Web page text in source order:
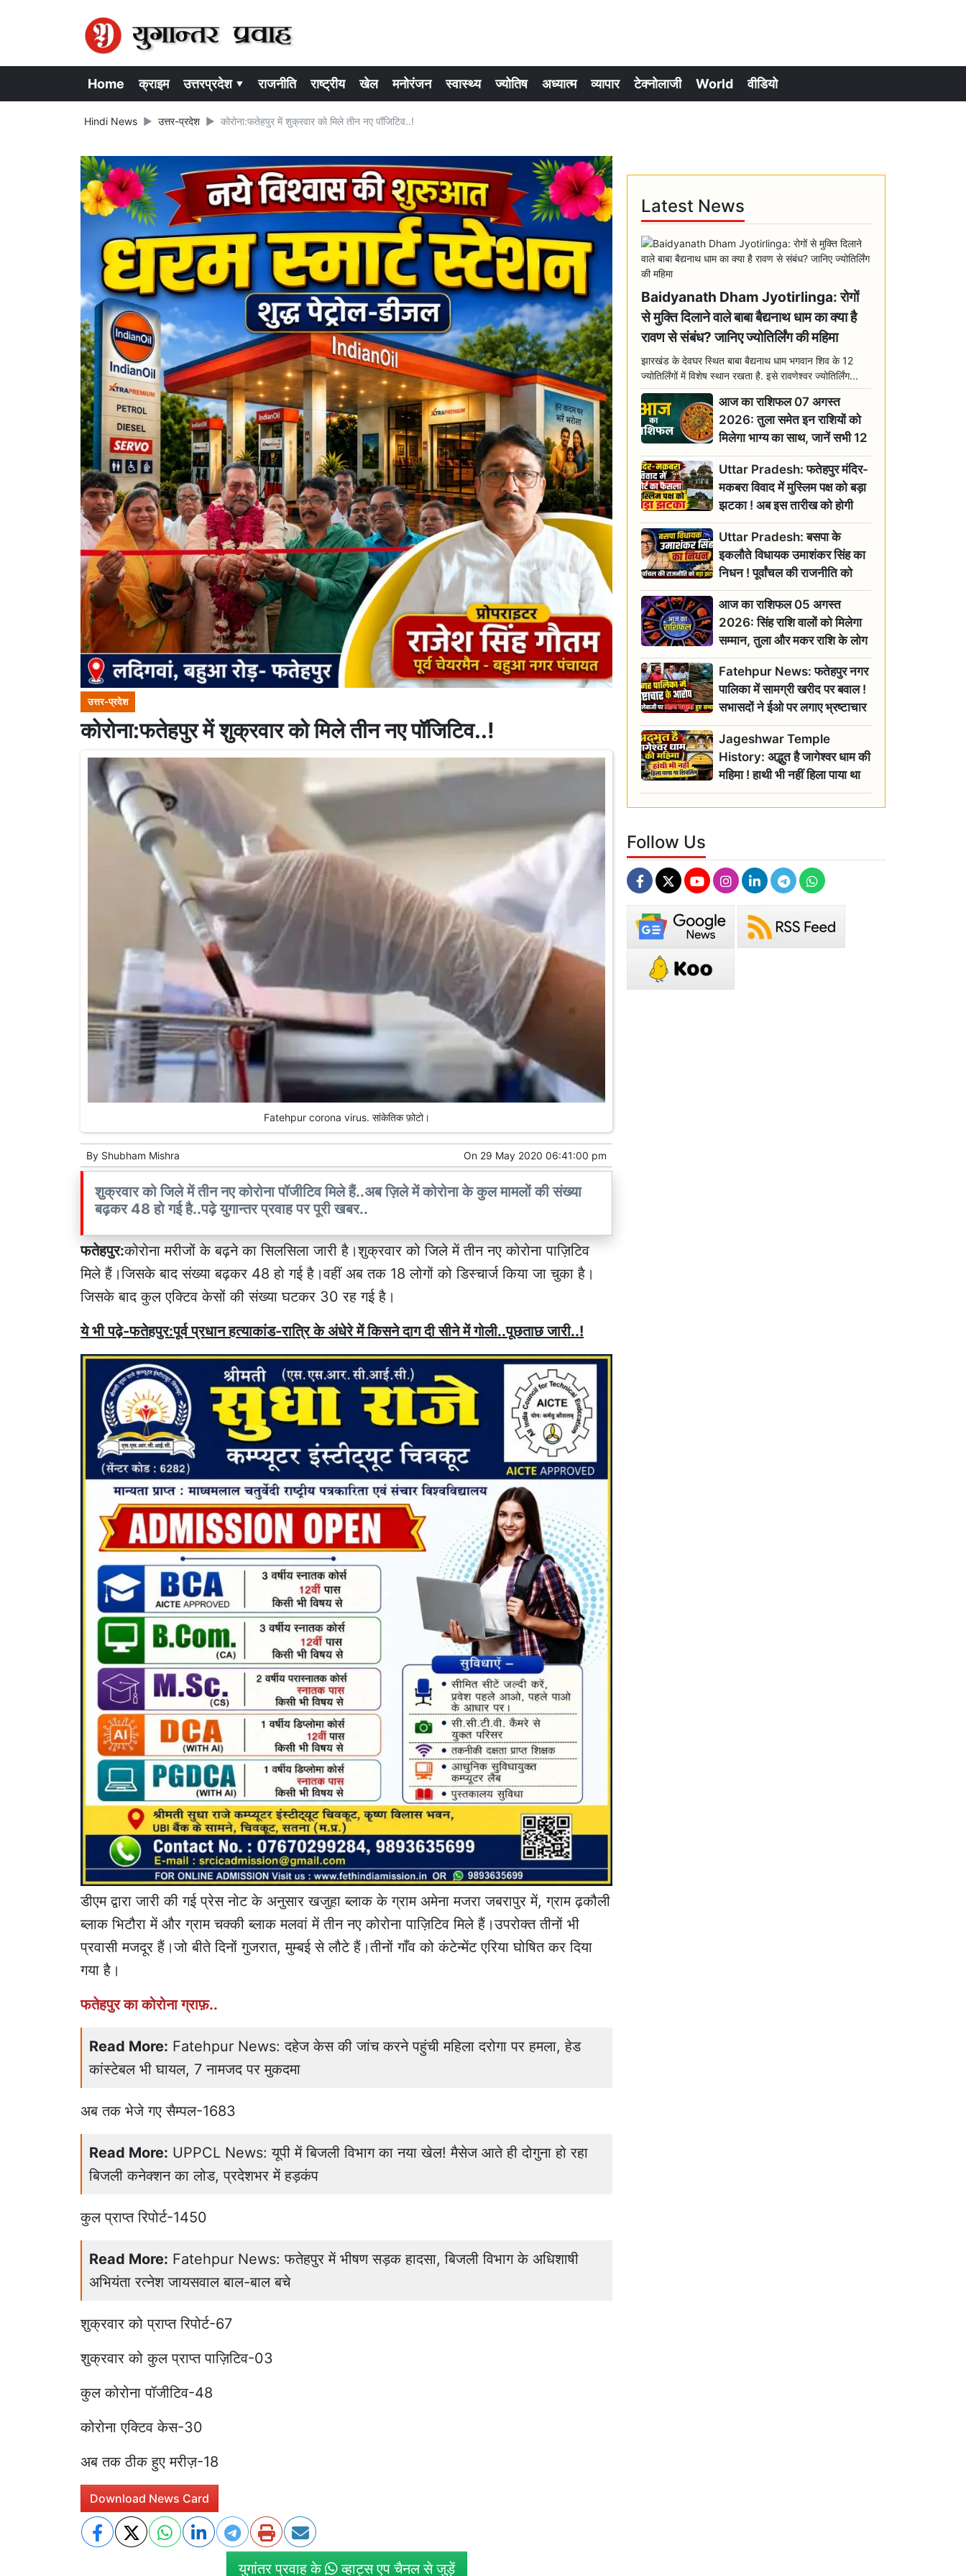
Home क्राइम उत्तरप्रदेश ▾ राजनीति राष्ट्रीय खेल मनोरंजन स्वास्थ्य ज्योतिष अध्यात्म व्यापार टेक्नोलाजी World वीडियो
Hindi News उत्तर-प्रदेश कोरोना:फतेहपुर में शुक्रवार को मिले तीन नए पॉजिटिव..!
उत्तर-प्रदेश
कोरोना:फतेहपुर में शुक्रवार को मिले तीन नए पॉजिटिव..!
Fatehpur corona virus. सांकेतिक फ़ोटो।
By Shubham Mishra On 29 May 2020 06:41:00 pm
शुक्रवार को जिले में तीन नए कोरोना पॉजीटिव मिले हैं..अब ज़िले में कोरोना के कुल मामलों की संख्या
बढ़कर 48 हो गई है..पढ़े युगान्तर प्रवाह पर पूरी खबर..
फतेहपुर:कोरोना मरीजों के बढ़ने का सिलसिला जारी है।शुक्रवार को जिले में तीन नए कोरोना पाज़िटिव
मिले हैं।जिसके बाद संख्या बढ़कर 48 हो गई है।वहीं अब तक 18 लोगों को डिस्चार्ज किया जा चुका है।
जिसके बाद कुल एक्टिव केसों की संख्या घटकर 30 रह गई है।
ये भी पढ़े-फतेहपुर:पूर्व प्रधान हत्याकांड-रात्रि के अंधेरे में किसने दाग दी सीने में गोली..पूछताछ जारी..!
डीएम द्वारा जारी की गई प्रेस नोट के अनुसार खजुहा ब्लाक के ग्राम अमेना मजरा जबरापुर में, ग्राम ढ़कौली
ब्लाक भिटौरा में और ग्राम चक्की ब्लाक मलवां में तीन नए कोरोना पाज़िटिव मिले हैं।उपरोक्त तीनों भी
प्रवासी मजदूर हैं।जो बीते दिनों गुजरात, मुम्बई से लौटे हैं।तीनों गाँव को कंटेन्मेंट एरिया घोषित कर दिया
गया है।
फतेहपुर का कोरोना ग्राफ़..
Read More: Fatehpur News: दहेज केस की जांच करने पहुंची महिला दरोगा पर हमला, हेड
कांस्टेबल भी घायल, 7 नामजद पर मुकदमा
अब तक भेजे गए सैम्पल-1683
Read More: UPPCL News: यूपी में बिजली विभाग का नया खेल! मैसेज आते ही दोगुना हो रहा
बिजली कनेक्शन का लोड, प्रदेशभर में हड़कंप
कुल प्राप्त रिपोर्ट-1450
Read More: Fatehpur News: फतेहपुर में भीषण सड़क हादसा, बिजली विभाग के अधिशाषी
अभियंता रत्नेश जायसवाल बाल-बाल बचे
शुक्रवार को प्राप्त रिपोर्ट-67
शुक्रवार को कुल प्राप्त पाज़िटिव-03
कुल कोरोना पॉजीटिव-48
कोरोना एक्टिव केस-30
अब तक ठीक हुए मरीज़-18
Download News Card
युगांतर प्रवाह के व्हाट्स एप चैनल से जुड़ें
Latest News
Baidyanath Dham Jyotirlinga: रोगों
से मुक्ति दिलाने वाले बाबा बैद्यनाथ धाम का क्या है
रावण से संबंध? जानिए ज्योतिर्लिंग की महिमा
झारखंड के देवघर स्थित बाबा बैद्यनाथ धाम भगवान शिव के 12
ज्योतिर्लिंगों में विशेष स्थान रखता है. इसे रावणेश्वर ज्योतिर्लिंग...
आज का राशिफल 07 अगस्त
2026: तुला समेत इन राशियों को
मिलेगा भाग्य का साथ, जानें सभी 12
राशियों का दैनिक भाग्यफल
Uttar Pradesh: फतेहपुर मंदिर-
मकबरा विवाद में मुस्लिम पक्ष को बड़ा
झटका ! अब इस तारीख को होगी
सुनवाई
Uttar Pradesh: बसपा के
इकलौते विधायक उमाशंकर सिंह का
निधन ! पूर्वांचल की राजनीति को
बड़ा झटका, योगी ने जताया दुःख
आज का राशिफल 05 अगस्त
2026: सिंह राशि वालों को मिलेगा
सम्मान, तुला और मकर राशि के लोग
रहें सतर्क
Fatehpur News: फतेहपुर नगर
पालिका में सामग्री खरीद पर बवाल !
सभासदों ने ईओ पर लगाए भ्रष्टाचार
के गंभीर आरोप
Jageshwar Temple
History: अद्भुत है जागेश्वर धाम की
महिमा ! हाथी भी नहीं हिला पाया था
शिवलिंग, जानिए क्या है इसका
इतिहास
Follow Us